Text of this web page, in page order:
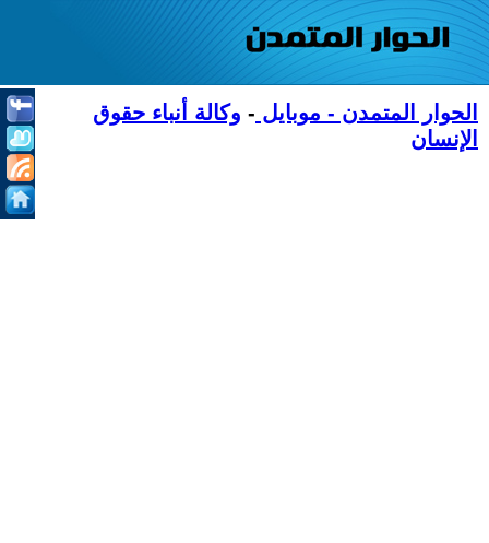
الحوار المتمدن - موبايل - وكالة أنباء حقوق
الإنسان